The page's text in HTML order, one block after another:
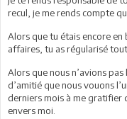
recul, je me rends compte
Alors que tu étais encore en
affaires, tu as régularisé
Alors que nous n’avions
d’amitié que nous vouons
derniers mois à me gratifier
envers moi.